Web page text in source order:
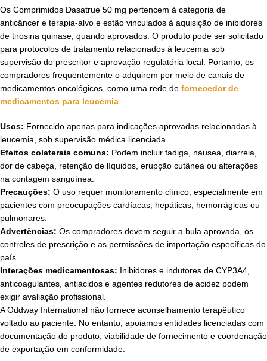
Os Comprimidos Dasatrue 50 mg pertencem à categoria de
anticâncer e terapia-alvo e estão vinculados à aquisição de inibidores
de tirosina quinase, quando aprovados. O produto pode ser solicitado
para protocolos de tratamento relacionados à leucemia sob
supervisão do prescritor e aprovação regulatória local. Portanto, os
compradores frequentemente o adquirem por meio de canais de
medicamentos oncológicos, como uma rede de fornecedor de
medicamentos para leucemia
Usos: Fornecido apenas para indicações aprovadas relacionadas à
leucemia, sob supervisão médica licenciada.
Efeitos colaterais comuns: Podem incluir fadiga, náusea, diarreia,
dor de cabeça, retenção de líquidos, erupção cutânea ou alterações
na contagem sanguínea.
Precauções: O uso requer monitoramento clínico, especialmente em
pacientes com preocupações cardíacas, hepáticas, hemorrágicas ou
pulmonares.
Advertências: Os compradores devem seguir a bula aprovada, os
controles de prescrição e as permissões de importação específicas do
país.
Interações medicamentosas: Inibidores e indutores de CYP3A4,
anticoagulantes, antiácidos e agentes redutores de acidez podem
exigir avaliação profissional.
A Oddway International não fornece aconselhamento terapêutico
voltado ao paciente. No entanto, apoiamos entidades licenciadas com
documentação do produto, viabilidade de fornecimento e coordenação
de exportação em conformidade.